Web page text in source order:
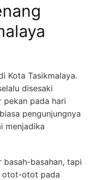
Kota Tasikmalaya.
disesaki
pekan pada hari
pengunjungnya
menjadika
basah-basahan, tapi
otot-otot pada